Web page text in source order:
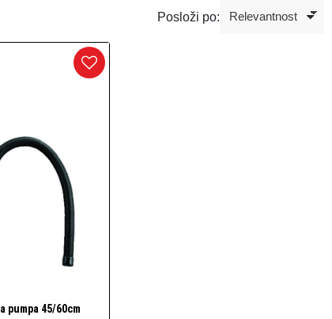
Posloži po:
pogled
pumpa 45/60cm